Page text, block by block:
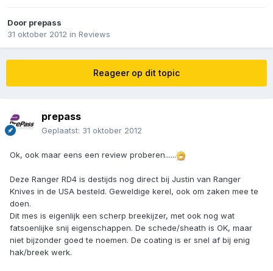
Door prepass
31 oktober 2012 in Reviews
Reageer op dit topic
prepass
Geplaatst: 31 oktober 2012
Ok, ook maar eens een review proberen......
Deze Ranger RD4 is destijds nog direct bij Justin van Ranger
Knives in de USA besteld. Geweldige kerel, ook om zaken mee te
doen.
Dit mes is eigenlijk een scherp breekijzer, met ook nog wat
fatsoenlijke snij eigenschappen. De schede/sheath is OK, maar
niet bijzonder goed te noemen. De coating is er snel af bij enig
hak/breek werk.